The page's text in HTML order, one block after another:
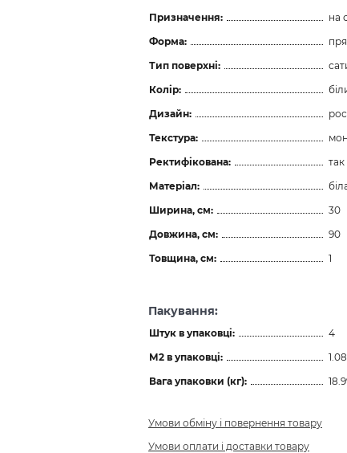
Призначення:
на
Форма:
Тип поверхні:
Колір:
Дизайн:
Текстура:
Ректифікована:
так
Матеріал:
Ширина, см:
30
Довжина, см:
90
Товщина, см:
1
Пакування:
Штук в упаковці:
4
М2 в упаковці:
1.08
Вага упаковки (кг):
Умови обміну і повернення товару
Умови оплати і доставки товару